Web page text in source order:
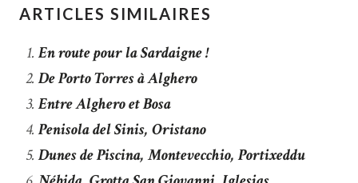
ARTICLES SIMILAIRES
En route pour la Sardaigne !
De Porto Torres à Alghero
Entre Alghero et Bosa
Penisola del Sinis, Oristano
Dunes de Piscina, Montevecchio, Portixeddu